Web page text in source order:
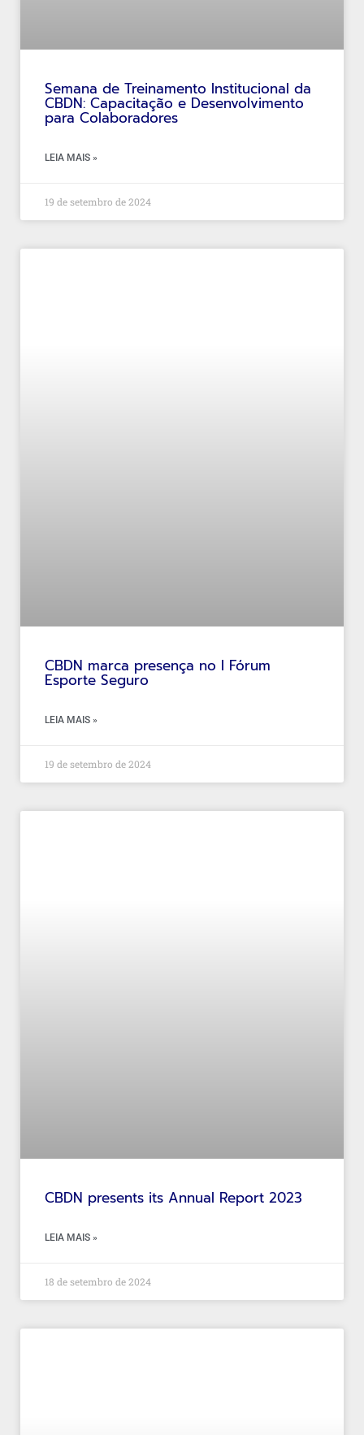
Semana de Treinamento Institucional da
CBDN: Capacitação e Desenvolvimento
para Colaboradores
LEIA MAIS »
19 de setembro de 2024
CBDN marca presença no I Fórum
Esporte Seguro
LEIA MAIS »
19 de setembro de 2024
CBDN presents its Annual Report 2023
LEIA MAIS »
18 de setembro de 2024